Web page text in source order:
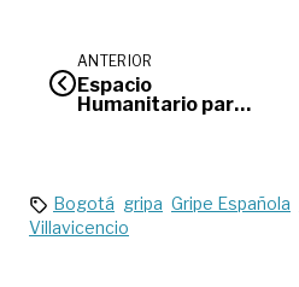
ANTERIOR
Espacio
Humanitario para
Bogotá gripa Gripe Española
Villavicencio